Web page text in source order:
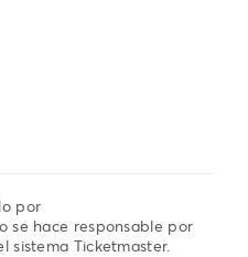
por
se hace responsable por
Ticketmaster.